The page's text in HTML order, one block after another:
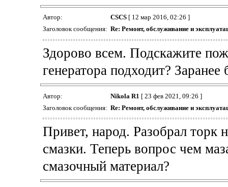
Автор: CSCS[ 12 мар 2016, 02:26 ]
Заголовок сообщения: Re: Ремонт, обслуживание и
Здорово всем. Подскажите
генератора подходит? Заранее
Автор: Nikola R1 [ 23 фев 2021, 09:26 ]
Заголовок сообщения: Re: Ремонт, обслуживание и
Привет, народ. Разобрал торк
смазки. Теперь вопрос чем
смазочный материал?